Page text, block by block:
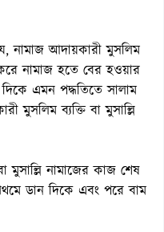
নামাজ আদায়কারী মুসলিম
নামাজ হতে বের হওয়ার
এমন পদ্ধতিতে সালাম
মুসলিম ব্যক্তি বা মুসাল্লি
মুসাল্লি নামাজের কাজ শেষ
ডান দিকে এবং পরে বাম